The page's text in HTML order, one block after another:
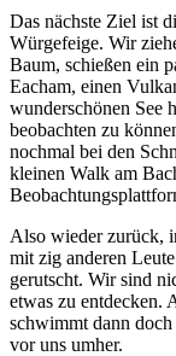
Das nächste Ziel ist
Würgefeige. Wir
Baum, schießen ein
Eacham, einen
wunderschönen See
beobachten zu
nochmal bei den
kleinen Walk am
Also wieder zurück,
mit zig anderen
gerutscht. Wir sind
etwas zu entdecken.
schwimmt dann
vor uns umher.